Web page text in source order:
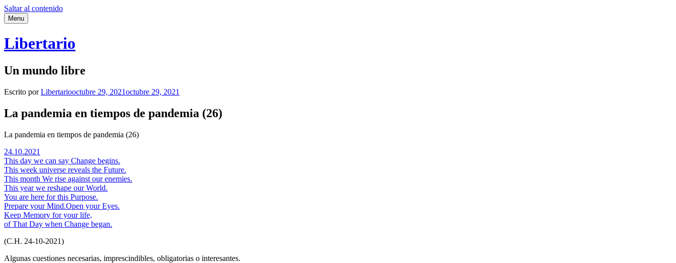
Saltar al contenido
Menu
Libertario
Un mundo libre
Escrito porLibertariooctubre 29, 2021octubre 29, 2021
La pandemia en tiempos de pandemia (26)
La pandemia en tiempos de pandemia (26)
24.10.2021
This day we can say Change begins.
This week universe reveals the Future.
This month We rise against our enemies.
This year we reshape our World.
You are here for this Purpose.
Prepare your Mind.Open your Eyes.
Keep Memory for your life,
of That Day when Change began.
(C.H. 24-10-2021)
Algunas cuestiones necesarias, imprescindibles, obligatorias o interesantes.